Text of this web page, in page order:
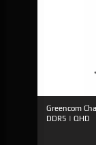
Greencom
DDR5 | QHD